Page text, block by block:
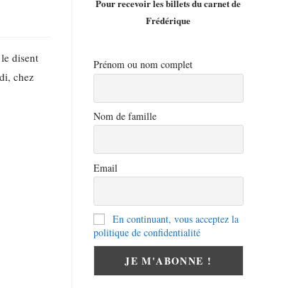
disent
chez
Pour recevoir les billets du carnet de
Frédérique
Prénom ou nom complet
Nom de famille
Email
En continuant, vous acceptez la
politique de confidentialité